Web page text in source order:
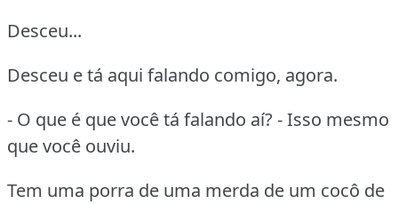
Desceu...
Desceu e tá aqui falando comigo, agora.
- O que é que você tá falando aí? - Isso mesmo
que você ouviu.
Tem uma porra de uma merda de um cocô de